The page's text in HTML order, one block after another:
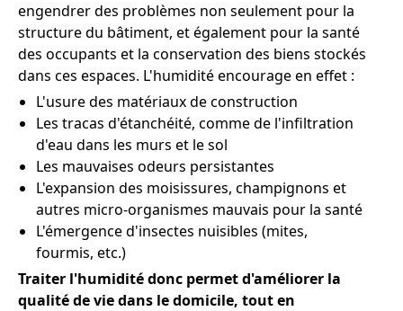
engendrer des problèmes non seulement pour la
structure du bâtiment, et également pour la santé
des occupants et la conservation des biens stockés
dans ces espaces. L'humidité encourage en effet :
L'usure des matériaux de construction
Les tracas d'étanchéité, comme de l'infiltration
d'eau dans les murs et le sol
Les mauvaises odeurs persistantes
L'expansion des moisissures, champignons et
autres micro-organismes mauvais pour la santé
L'émergence d'insectes nuisibles (mites,
fourmis, etc.)
Traiter l'humidité donc permet d'améliorer la
qualité de vie dans le domicile, tout en